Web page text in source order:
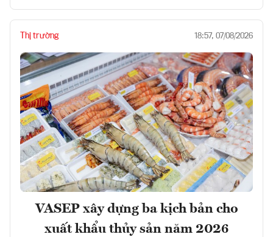
Thị trường 18:57, 07/08/2026
VASEP xây dựng ba kịch bản cho
xuất khẩu thủy sản năm 2026